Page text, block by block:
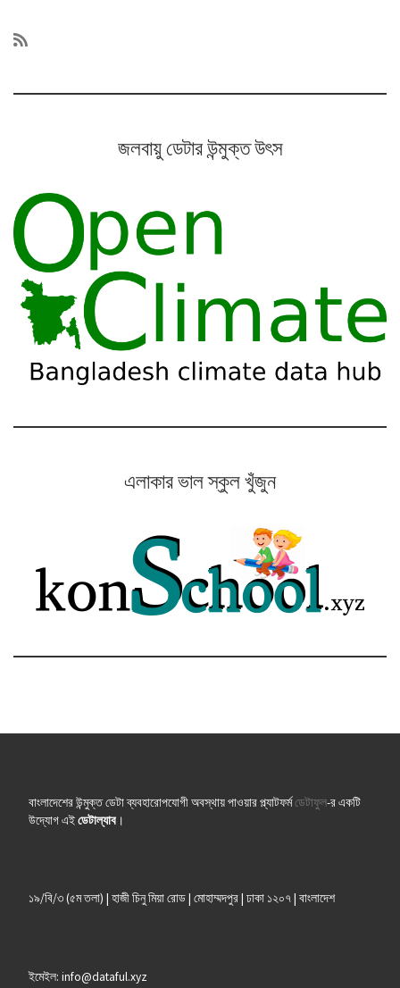
জলবায়ু ডেটার উন্মুক্ত উৎস
এলাকার ভাল স্কুল খুঁজুন
বাংলাদেশের উন্মুক্ত ডেটা ব্যবহারোপযোগী অবস্থায় পাওয়ার প্ল্যাটফর্মডেটাফুল-র একটি
উদ্যোগ এইডেটাল্যাব।
১৯/বি/৩ (৫ম তলা) | হাজী চিনু মিয়া রোড | মোহাম্মদপুর | ঢাকা ১২০৭ | বাংলাদেশ
ইমেইল: info@dataful.xyz